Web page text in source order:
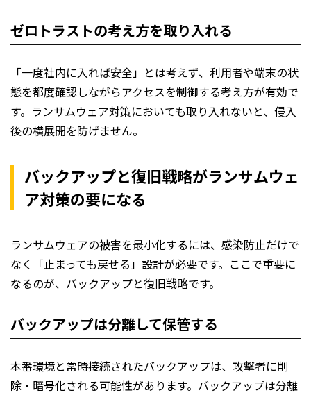
ゼロトラストの考え方を取り入れる
「一度社内に入れば安全」とは考えず、利用者や端末の状
態を都度確認しながらアクセスを制御する考え方が有効で
す。ランサムウェア対策においても取り入れないと、侵入
後の横展開を防げません。
バックアップと復旧戦略がランサムウェ
ア対策の要になる
ランサムウェアの被害を最小化するには、感染防止だけで
なく「止まっても戻せる」設計が必要です。ここで重要に
なるのが、バックアップと復旧戦略です。
バックアップは分離して保管する
本番環境と常時接続されたバックアップは、攻撃者に削
除・暗号化される可能性があります。バックアップは分離